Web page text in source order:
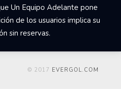
Un Equipo Adelante pone
de los usuarios implica su
sin reservas.
© 2017 EVERGOL.COM